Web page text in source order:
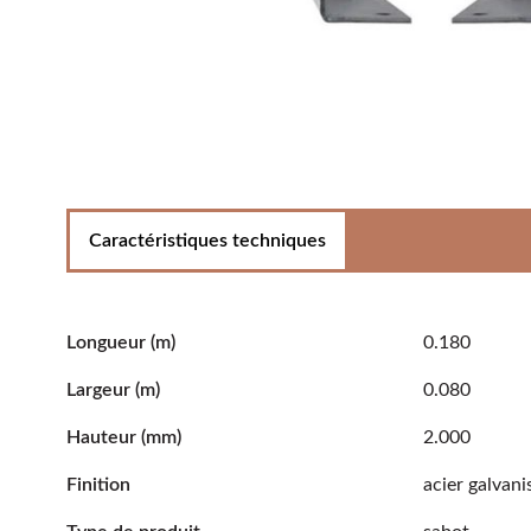
Caractéristiques techniques
Longueur (m) 0.180
Largeur (m) 0.080
Hauteur (mm) 2.000
Finition acier